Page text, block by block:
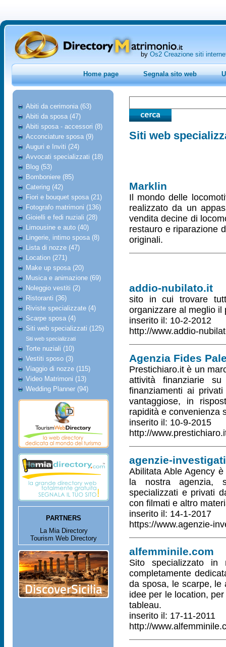
by Os2 Creazione siti
Home page Segnala sito web
Abiti da cerimonia (63)
Abiti da sposa (47)
Abiti sposa - accessori (8)
Acconciature sposa (9)
Auguri e Inviti (24)
Avvocati specializzati (18)
Blog (53)
Bomboniere (85)
Catering (42)
Fiori e bouquet sposa (21)
Fotografo matrimoni (136)
Gioielli e fedi nuziali (28)
Limousine e auto (40)
Lingerie, intimo sposa (8)
Lista di nozze (47)
Location (271)
Make up sposa (20)
Musica e animazione (69)
Noleggio vestiti (2)
Ristoranti (36)
Riviste specializzate (4)
Scarpe sposa (4)
Siti web specializzati (125)
Siti web specializzati
Torte nuziali (10)
Vestiti sposo (3)
Viaggio di nozze (115)
Video Matrimoni (13)
Wedding Planner (94)
PARTNERS
La Mia Directory
Tourism Web Directory
Siti web
Marklin
Il mondo delle
realizzato da un
vendita decine di
restauro e riparazione
originali.
addio-nubilato.it
sito in cui trovare
organizzare al meglio il
inserito il: 10-2-2012
http://www.addio-
Agenzia Fides
Prestichiaro.it è un
attività finanziarie
finanziamenti ai
vantaggiose, in
rapidità e convenienza
inserito il: 10-9-2015
http://
agenzie-
Abilitata Able Agency
la nostra agenzia,
specializzati e privati
con filmati e altro
inserito il: 14-1-2017
https://www.agenzie-
alfemminile.com
Sito specializzato
completamente
da sposa, le scarpe, le
idee per le location,
tableau.
inserito il: 17-11-2011
http://